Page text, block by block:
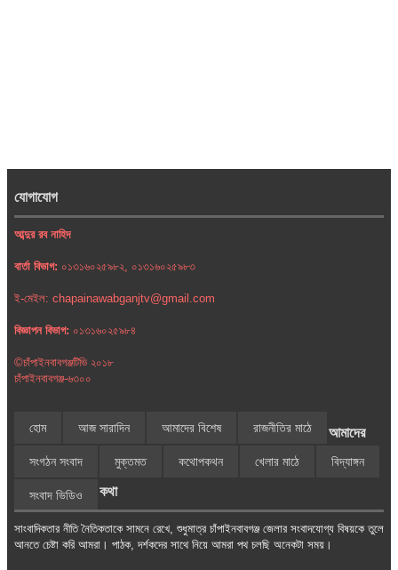
যোগাযোগ
আব্দুর রব নাহিদ
বার্তা বিভাগ: ০১৩১৬০২৫৯৮২, ০১৩১৬০২৫৯৮৩
ই-মেইল: chapainawabganjtv@gmail.com
বিজ্ঞাপন বিভাগ: ০১৩১৬০২৫৯৮৪
©চাঁপাইনবাবগঞ্জটিভি ২০১৮
চাঁপাইনবাবগঞ্জ-৬৩০০
হোম আজ সারাদিন আমাদের বিশেষ রাজনীতির মাঠে
সংগঠন সংবাদ মুক্তমত কথোপকথন খেলার মাঠে বিদ্যাঙ্গন
সংবাদ ভিডিও
আমাদের
কথা
সাংবাদিকতার নীতি নৈতিকতাকে সামনে রেখে, শুধুমাত্র চাঁপাইনবাবগঞ্জ জেলার সংবাদযোগ্য বিষয়কে তুলে
আনতে চেষ্টা করি আমরা। পাঠক, দর্শকদের সাথে নিয়ে আমরা পথ চলছি অনেকটা সময়।